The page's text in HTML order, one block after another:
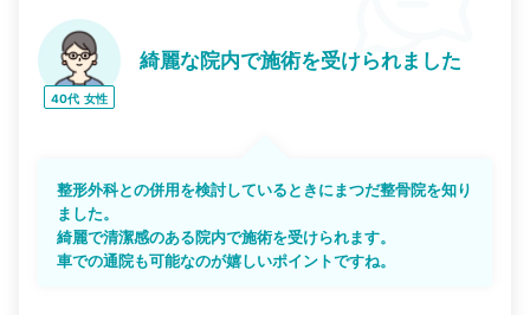
40代 女性
綺麗な院内で施術を受けられました
整形外科との併用を検討しているときにまつだ整骨院を知り
ました。
綺麗で清潔感のある院内で施術を受けられます。
車での通院も可能なのが嬉しいポイントですね。